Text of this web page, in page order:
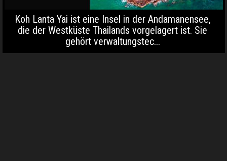
Koh Lanta Yai ist eine Insel in der Andamanensee,
die der Westküste Thailands vorgelagert ist. Sie
gehört verwaltungstec...